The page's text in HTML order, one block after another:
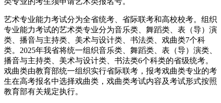
艺术专业能力考试分为全省统考、省际联考和高校校考。组织
专业能力考试的艺术类专业分为音乐类、舞蹈类、表（导）演
类、播音与主持类、美术与设计类、书法类、戏曲类7个科
类。2025年我省将统一组织音乐类、舞蹈类、表（导）演类、
播音与主持类、美术与设计类、书法类6个科类的省级统考。
戏曲类由教育部统一组织实行省际联考，报考戏曲类专业的考
生在高考报名中选择戏曲类，戏曲类考试内容及考试形式按照
教育部有关规定执行。